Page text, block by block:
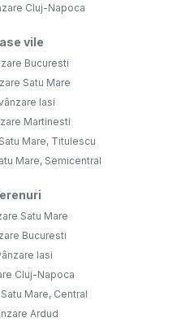
Cluj-Napoca
vile
Bucuresti
Satu Mare
Iasi
Martinesti
Mare, Titulescu
Mare, Semicentral
Satu Mare
Bucuresti
Iasi
Cluj-Napoca
Mare, Central
Ardud